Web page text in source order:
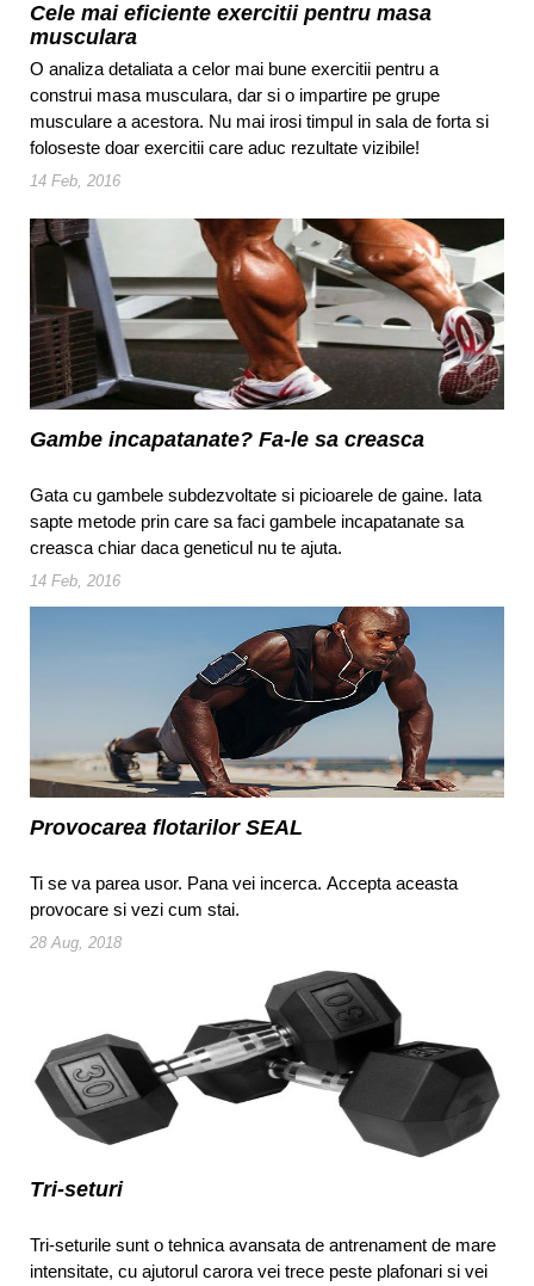
Cele mai eficiente exercitii pentru masa
musculara
O analiza detaliata a celor mai bune exercitii pentru a
construi masa musculara, dar si o impartire pe grupe
musculare a acestora. Nu mai irosi timpul in sala de forta si
foloseste doar exercitii care aduc rezultate vizibile!
14 Feb, 2016
Gambe incapatanate? Fa-le sa creasca
Gata cu gambele subdezvoltate si picioarele de gaine. Iata
sapte metode prin care sa faci gambele incapatanate sa
creasca chiar daca geneticul nu te ajuta.
14 Feb, 2016
Provocarea flotarilor SEAL
Ti se va parea usor. Pana vei incerca. Accepta aceasta
provocare si vezi cum stai.
28 Aug, 2018
Tri-seturi
Tri-seturile sunt o tehnica avansata de antrenament de mare
intensitate, cu ajutorul carora vei trece peste plafonari si vei